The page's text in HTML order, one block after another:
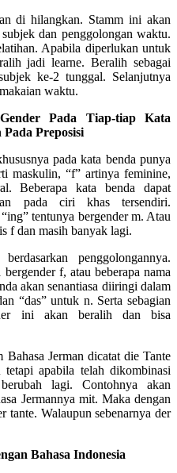
di hilangkan. Stamm ini akan
dan penggolongan waktu.
Apabila diperlukan untuk
jadi learne. Beralih sebagai
ke-2 tunggal. Selanjutnya
waktu.
Pada Tiap-tiap Kata
Preposisi
pada kata benda punya
maskulin, “f” artinya feminine,
Beberapa kata benda dapat
pada ciri khas tersendiri.
tentunya bergender m. Atau
f dan masih banyak lagi.
penggolongannya.
f, atau beberapa nama
akan senantiasa diiringi dalam
“das” untuk n. Serta sebagian
ini akan beralih dan bisa
Jerman dicatat die Tante
apabila telah dikombinasi
lagi. Contohnya akan
Jermannya mit. Maka dengan
tante. Walaupun sebenarnya der
Bahasa Indonesia